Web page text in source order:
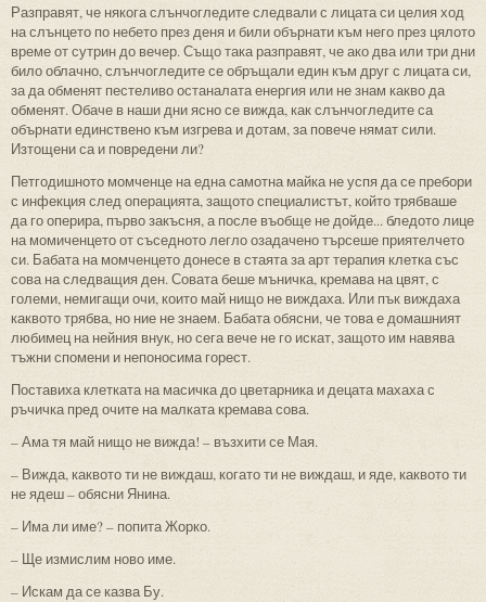
Разправят, че някога слънчогледите следвали с лицата си целия ход
на слънцето по небето през деня и били обърнати към него през цялото
време от сутрин до вечер. Също така разправят, че ако два или три дни
било облачно, слънчогледите се обръщали един към друг с лицата си,
за да обменят пестеливо останалата енергия или не знам какво да
обменят. Обаче в наши дни ясно се вижда, как слънчогледите са
обърнати единствено към изгрева и дотам, за повече нямат сили.
Изтощени са и повредени ли?
Петгодишното момченце на една самотна майка не успя да се пребори
с инфекция след операцията, защото специалистът, който трябваше
да го оперира, първо закъсня, а после въобще не дойде... бледото лице
на момиченцето от съседното легло озадачено търсеше приятелчето
си. Бабата на момченцето донесе в стаята за арт терапия клетка със
сова на следващия ден. Совата беше мъничка, кремава на цвят, с
големи, немигащи очи, които май нищо не виждаха. Или пък виждаха
каквото трябва, но ние не знаем. Бабата обясни, че това е домашният
любимец на нейния внук, но сега вече не го искат, защото им навява
тъжни спомени и непоносима горест.
Поставиха клетката на масичка до цветарника и децата махаха с
ръчичка пред очите на малката кремава сова.
– Ама тя май нищо не вижда! – възхити се Мая.
– Вижда, каквото ти не виждаш, когато ти не виждаш, и яде, каквото ти
не ядеш – обясни Янина.
– Има ли име? – попита Жорко.
– Ще измислим ново име.
– Искам да се казва Бу.